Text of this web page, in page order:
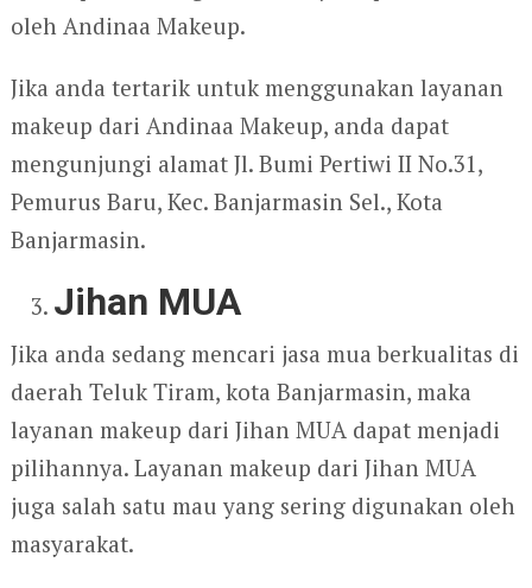
oleh Andinaa Makeup.
Jika anda tertarik untuk menggunakan layanan
makeup dari Andinaa Makeup, anda dapat
mengunjungi alamat Jl. Bumi Pertiwi II No.31,
Pemurus Baru, Kec. Banjarmasin Sel., Kota
Banjarmasin.
Jihan MUA
Jika anda sedang mencari jasa mua berkualitas di
daerah Teluk Tiram, kota Banjarmasin, maka
layanan makeup dari Jihan MUA dapat menjadi
pilihannya. Layanan makeup dari Jihan MUA
juga salah satu mau yang sering digunakan oleh
masyarakat.